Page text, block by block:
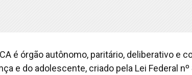
é órgão autônomo, paritário, deliberativo e
e do adolescente, criado pela Lei Federal